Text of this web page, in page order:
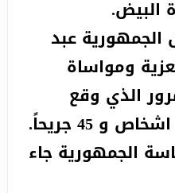
اصطدام بين حافلتين يخلف 6 قتلى و 19 جريحا بالبيض
البيض.
عبد
ومواساة
الذي وقع
الجمهورية جاء